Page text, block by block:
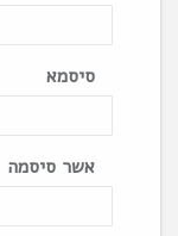
סיסמא
אשר סיסמה